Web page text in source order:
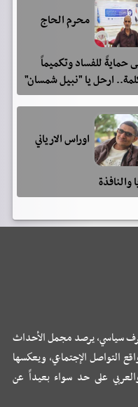
محرم الحاج
حمايةً للفساد وتكميماً
ارحل يا "نبيل شمسان"
اوراس الارياني
والنافذة
سياسي، يرصد مجمل الأحداث
التواصل الإجتماعي، ويعكسها
على حد سواء بعيداً عن